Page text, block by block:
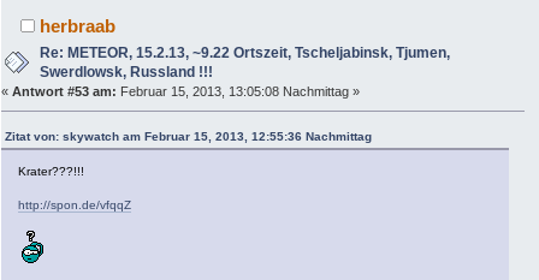
herbraab
Re: METEOR, 15.2.13, ~9.22 Ortszeit, Tscheljabinsk, Tjumen,
Swerdlowsk, Russland !!!
« Antwort #53 am: Februar 15, 2013, 13:05:08 Nachmittag »
Zitat von: skywatch am Februar 15, 2013, 12:55:36 Nachmittag
Krater???!!!
http://spon.de/vfqqZ